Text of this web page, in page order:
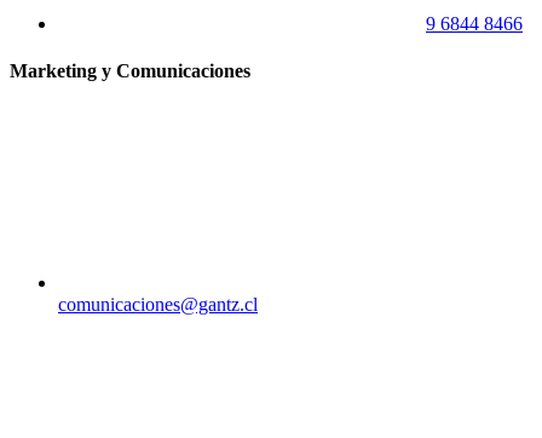
9 6844 8466
Marketing y Comunicaciones
comunicaciones@gantz.cl